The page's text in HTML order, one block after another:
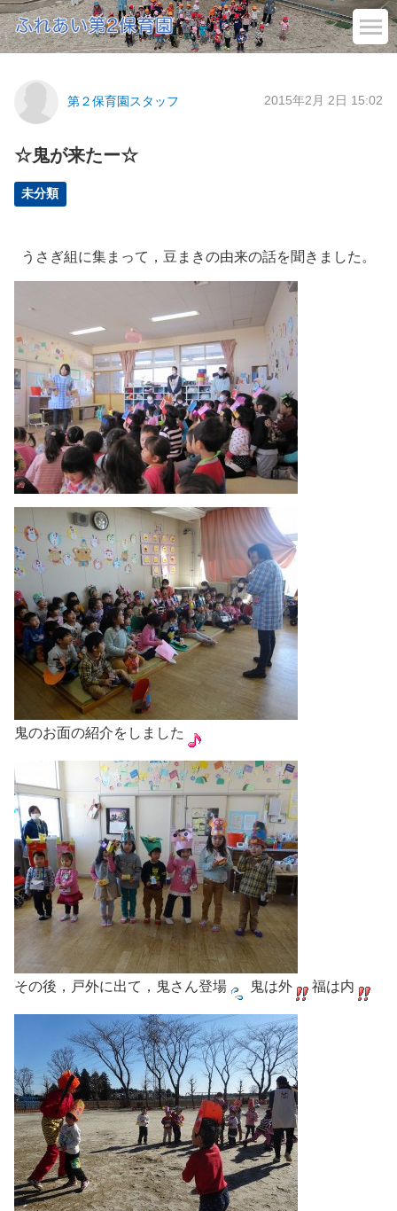
第２保育園スタッフ 2015年2月 2日 15:02
☆鬼が来たー☆
未分類
うさぎ組に集まって，豆まきの由来の話を聞きました。
鬼のお面の紹介をしました
その後，戸外に出て，鬼さん登場 鬼は外 福は内